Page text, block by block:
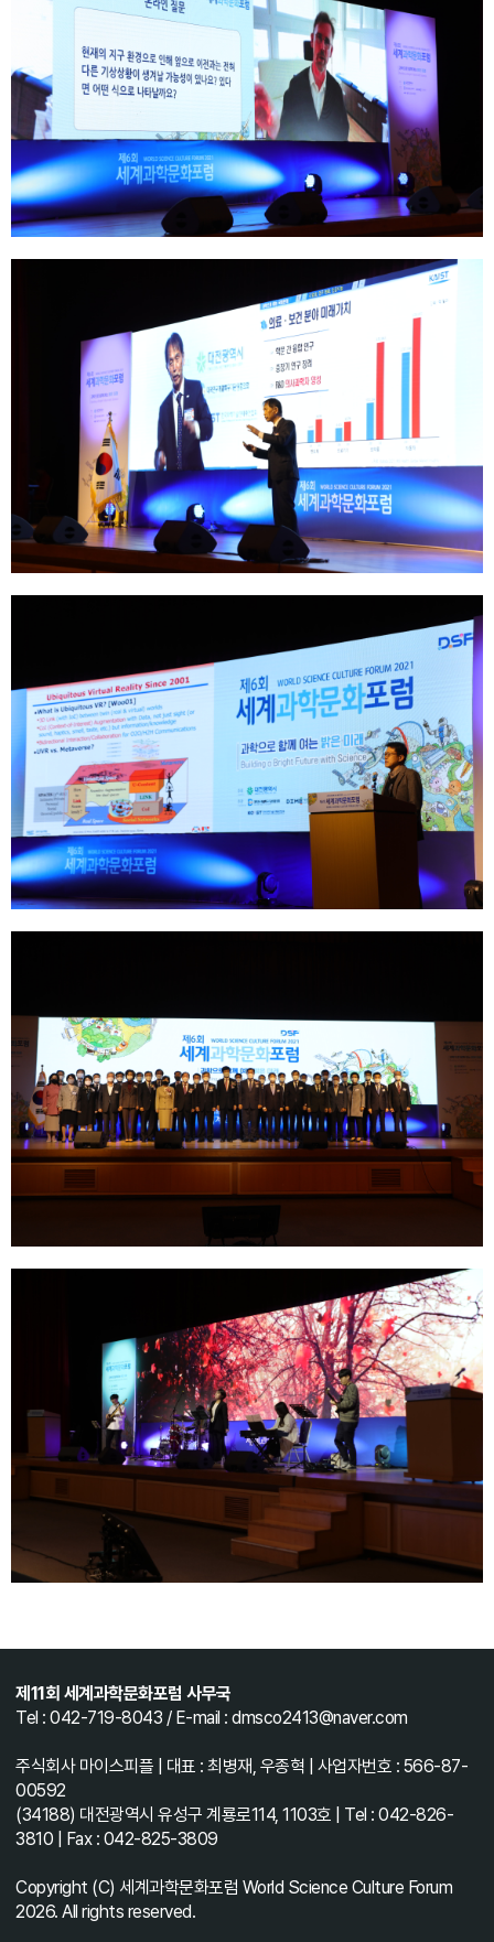
제11회 세계과학문화포럼 사무국
Tel : 042-719-8043 / E-mail : dmsco2413@naver.com
주식회사 마이스피플 | 대표 : 최병재, 우종혁 | 사업자번호 : 566-87-
00592
(34188) 대전광역시 유성구 계룡로114, 1103호 | Tel : 042-826-
3810 | Fax : 042-825-3809
Copyright (C) 세계과학문화포럼 World Science Culture Forum
2026. All rights reserved.